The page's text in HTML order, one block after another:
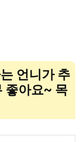
언니가 추
좋아요~ 목